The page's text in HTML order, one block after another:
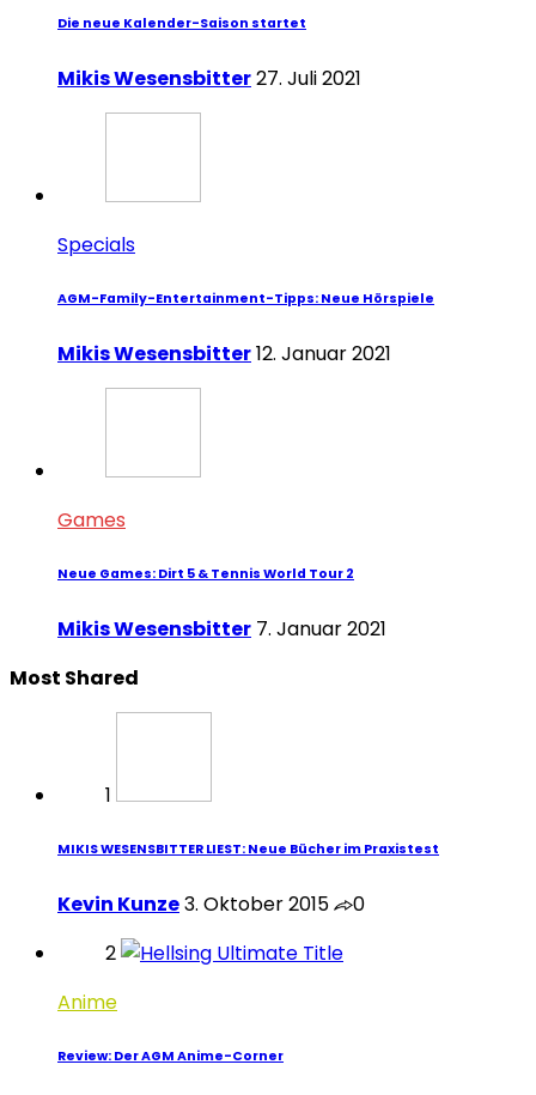
Die neue Kalender-Saison startet
Mikis Wesensbitter27. Juli 2021
Specials
AGM-Family-Entertainment-Tipps: Neue Hörspiele
Mikis Wesensbitter12. Januar 2021
Games
Neue Games: Dirt 5 & Tennis World Tour 2
Mikis Wesensbitter 7. Januar 2021
Most Shared
1
MIKIS WESENSBITTER LIEST: Neue Bücher im Praxistest
Kevin Kunze3. Oktober 2015
0
2
Anime
Review: Der AGM Anime-Corner